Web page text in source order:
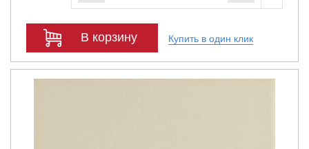
В корзину Купить в один клик